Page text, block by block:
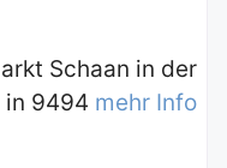
Schaan in der
in 9494 mehr Info